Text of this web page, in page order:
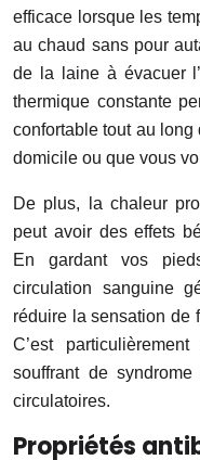
efficace lorsque les
au chaud sans pour
de la laine à évacuer
thermique constante
confortable tout au
domicile ou que vous
De plus, la chaleur
peut avoir des effets
En gardant vos
circulation sanguine
réduire la sensation de
C’est
souffrant de
circulatoires.
Propriétés